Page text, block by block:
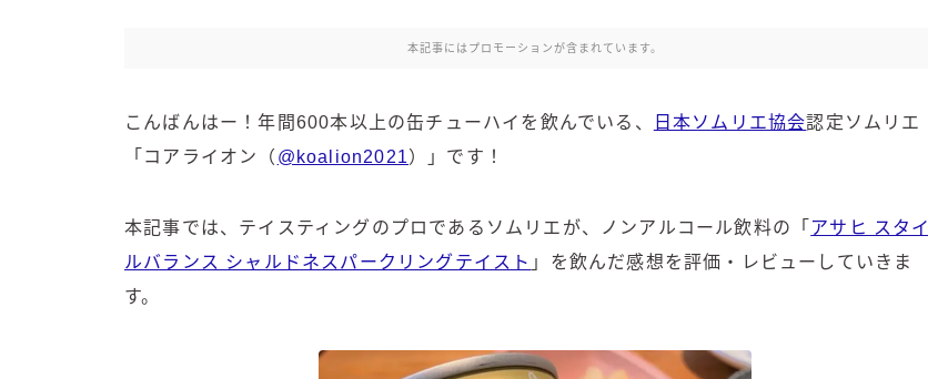
BAR Pomum（バー・ポームム）
トリスハイボール
鏡月焼酎ハイ
アサヒ
ザ・レモンクラフト
本記事にはプロモーションが含まれています。
こんばんはー！年間600本以上の缶チューハイを飲んでいる、 日本ソムリエ協会認定ソムリエ
「コアライオン（ @koalion2021）」です！
本記事では、テイスティングのプロであるソムリエが、ノンアルコール飲料の「 アサヒ スタイ
ルバランス シャルドネスパークリングテイスト 」を飲んだ感想を評価・レビューしていきま
す。